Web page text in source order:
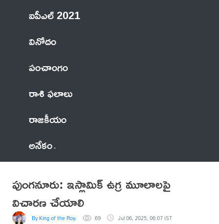
ఐపీఎల్ 2021
వినోదం
పంచాంగం
రాశి ఫలాలు
రాజకీయం
అనేకం
పుంగనూరు: ఇస్లామిక్ ఉగ్ర మూలాలపై
విచారణ చేయాలి
By King of the Royal 69 Jul 06, 2025, 06:07 IST